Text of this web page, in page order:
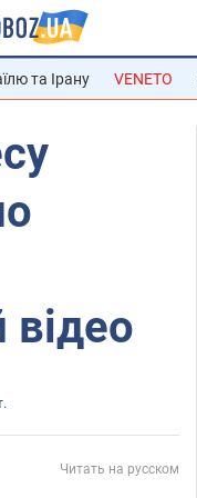
та Ірану VENETO
Читать на русском